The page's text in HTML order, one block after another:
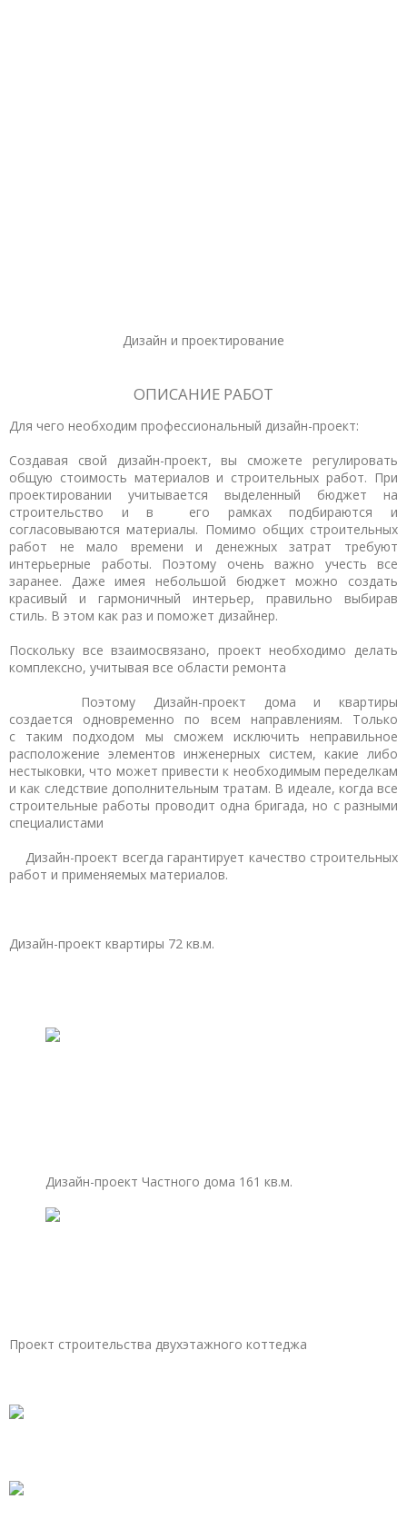
Дизайн и проектирование
ОПИСАНИЕ РАБОТ
Для чего необходим профессиональный дизайн-проект:
Создавая свой дизайн-проект, вы сможете регулировать
общую стоимость материалов и строительных работ. При
проектировании учитывается выделенный бюджет на
строительство и в его рамках подбираются и
согласовываются материалы. Помимо общих строительных
работ не мало времени и денежных затрат требуют
интерьерные работы. Поэтому очень важно учесть все
заранее. Даже имея небольшой бюджет можно создать
красивый и гармоничный интерьер, правильно выбирав
стиль. В этом как раз и поможет дизайнер.
Поскольку все взаимосвязано, проект необходимо делать
комплексно, учитывая все области ремонта
Поэтому Дизайн-проект дома и квартиры
создается одновременно по всем направлениям. Только
с таким подходом мы сможем исключить неправильное
расположение элементов инженерных систем, какие либо
нестыковки, что может привести к необходимым переделкам
и как следствие дополнительным тратам. В идеале, когда все
строительные работы проводит одна бригада, но с разными
специалистами
Дизайн-проект всегда гарантирует качество строительных
работ и применяемых материалов.
Дизайн-проект квартиры 72 кв.м.
Дизайн-проект Частного дома 161 кв.м.
Проект строительства двухэтажного коттеджа